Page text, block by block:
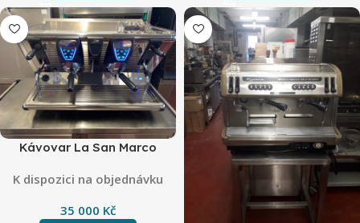
Kávovar La San Marco
K dispozici na objednávku
35 000 Kč